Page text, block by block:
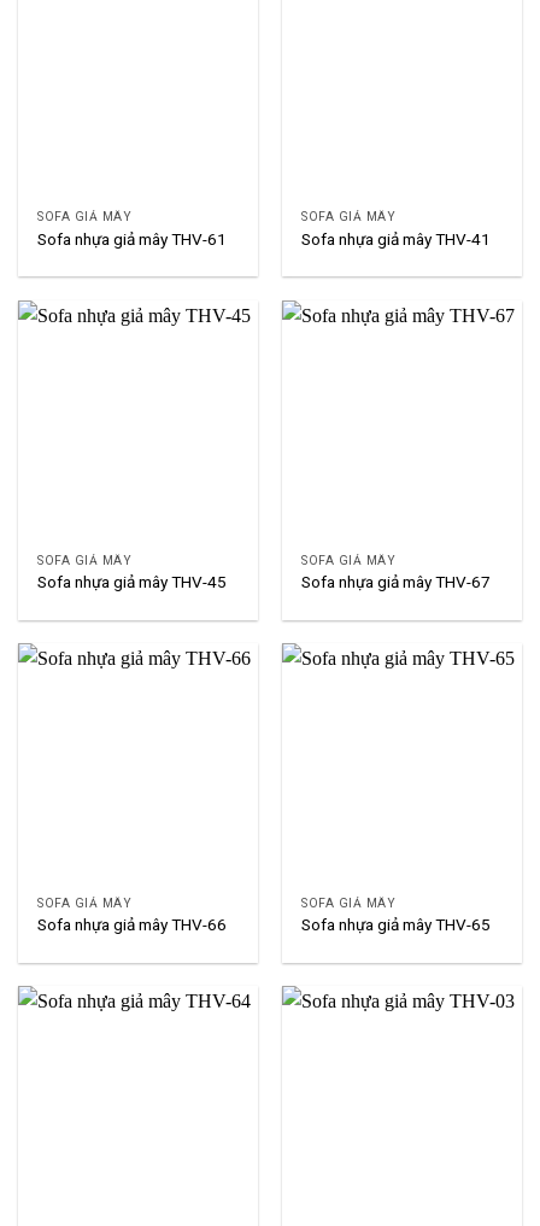
SOFA GIẢ MÂY
Sofa nhựa giả mây THV-61
SOFA GIẢ MÂY
Sofa nhựa giả mây THV-41
SOFA GIẢ MÂY
Sofa nhựa giả mây THV-45
SOFA GIẢ MÂY
Sofa nhựa giả mây THV-67
SOFA GIẢ MÂY
Sofa nhựa giả mây THV-66
SOFA GIẢ MÂY
Sofa nhựa giả mây THV-65